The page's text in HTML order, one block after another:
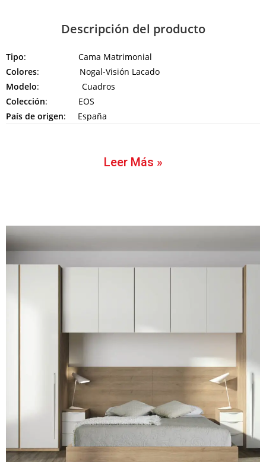
Descripción del producto
Tipo: Cama Matrimonial
Colores: Nogal-Visión Lacado
Modelo: Cuadros
Colección: EOS
País de origen: España
Leer Más »